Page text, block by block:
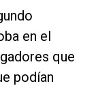
en el
que
podían